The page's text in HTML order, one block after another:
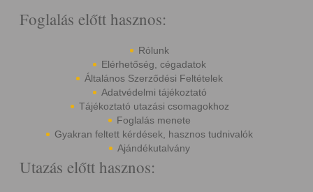
Foglalás előtt hasznos:
Rólunk
Elérhetőség, cégadatok
Általános Szerződési Feltételek
Adatvédelmi tájékoztató
Tájékoztató utazási csomagokhoz
Foglalás menete
Gyakran feltett kérdések, hasznos tudnivalók
Ajándékutalvány
Utazás előtt hasznos: